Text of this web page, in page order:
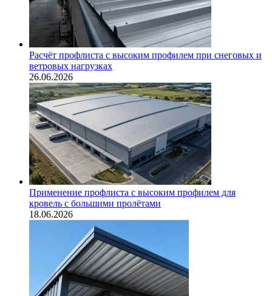
Расчёт профлиста с высоким профилем при снеговых и
ветровых нагрузках
26.06.2026
Применение профлиста с высоким профилем для
кровель с большими пролётами
18.06.2026